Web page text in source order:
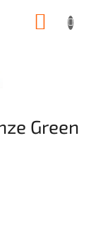
Green